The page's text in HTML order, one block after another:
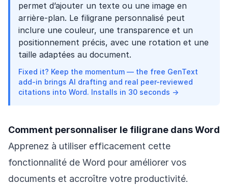
permet d’ajouter un texte ou une image en
arrière-plan. Le filigrane personnalisé peut
inclure une couleur, une transparence et un
positionnement précis, avec une rotation et une
taille adaptées au document.
Fixed it? Keep the momentum — the free GenText
add-in brings AI drafting and real peer-reviewed
citations into Word. Installs in 30 seconds →
Comment personnaliser le filigrane dans Word
Apprenez à utiliser efficacement cette
fonctionnalité de Word pour améliorer vos
documents et accroître votre productivité.